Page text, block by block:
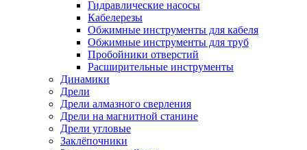
Гидравлические насосы
Кабелерезы
Обжимные инструменты для кабеля
Обжимные инструменты для труб
Пробойники отверстий
Расширительные инструменты
Динамики
Дрели
Дрели алмазного сверления
Дрели на магнитной станине
Дрели угловые
Заклёпочники